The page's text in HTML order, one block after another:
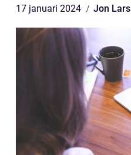
17 januari 2024 Jon